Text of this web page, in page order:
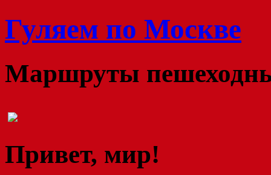
Гуляем по Москве
Маршруты
Привет, мир!